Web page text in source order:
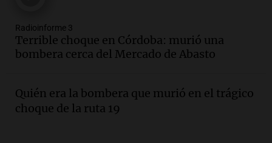
Audio.Inflación: por qué el 2,9% de
julio en CABA no anticipa el dato
nacional, según economista
Audio.Giordano advirtió por el
endeudamiento: "La solución es que
Radioinforme 3
Terrible choque en Córdoba: murió una
bombera cerca del Mercado de Abasto
Quién era la bombera que murió en el trágico
choque de la ruta 19